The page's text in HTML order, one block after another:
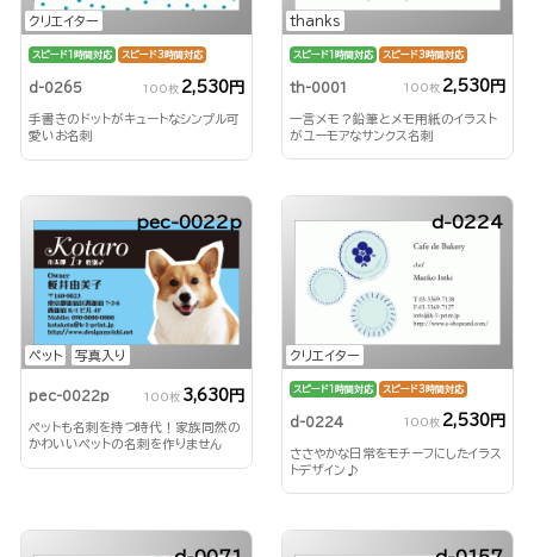
クリエイター
スピード1時間対応 スピード3時間対応
d-0265 100枚 2,530円
手書きのドットがキュートなシンプル可
愛いお名刺
thanks
スピード1時間対応 スピード3時間対応
th-0001 100枚 2,530円
一言メモ？鉛筆とメモ用紙のイラスト
がユーモアなサンクス名刺
ペット 写真入り
pec-0022p
pec-0022p 100枚 3,630円
ペットも名刺を持つ時代！家族同然の
かわいいペットの名刺を作りません
クリエイター
d-0224
スピード1時間対応 スピード3時間対応
d-0224 100枚 2,530円
ささやかな日常をモチーフにしたイラス
トデザイン♪